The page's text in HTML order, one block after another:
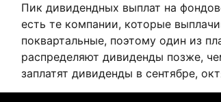
Пик дивидендных выплат на
есть те компании, которые
поквартальные, поэтому один из
распределяют дивиденды позже,
заплатят дивиденды в сентябре,